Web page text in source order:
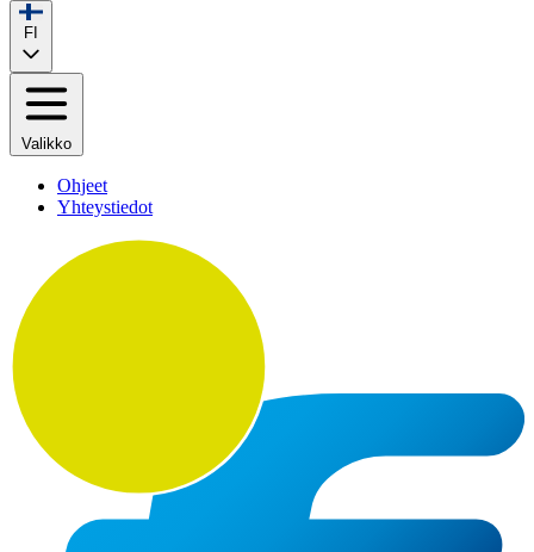
FI
Valikko
Ohjeet
Yhteystiedot